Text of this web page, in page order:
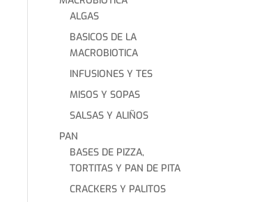
ALGAS
BASICOS DE LA
MACROBIOTICA
INFUSIONES Y TES
MISOS Y SOPAS
SALSAS Y ALIÑOS
PAN
BASES DE PIZZA,
TORTITAS Y PAN DE PITA
CRACKERS Y PALITOS